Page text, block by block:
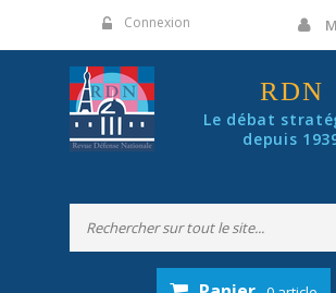
Connexion
RDN
Le débat
depuis